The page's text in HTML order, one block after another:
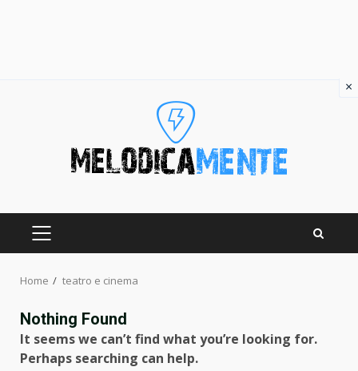
PRIMARY
Home teatro e cinema
Nothing Found
It seems we can’t find what you’re looking for.
Perhaps searching can help.
×